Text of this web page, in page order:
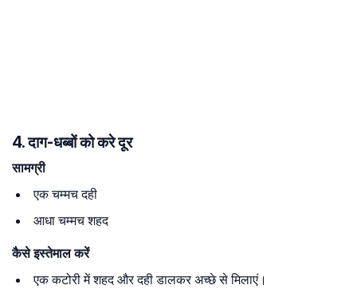
4. दाग-धब्बों को करे दूर
सामग्री
एक चम्मच दही
आधा चम्मच शहद
कैसे इस्तेमाल करें
एक कटोरी में शहद और दही डालकर अच्छे से मिलाएं।